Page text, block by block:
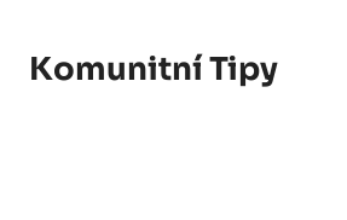
Komunitní Tipy